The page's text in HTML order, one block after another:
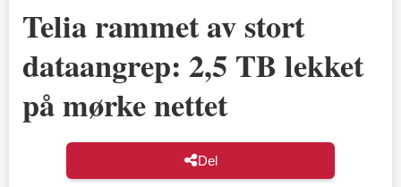
Telia rammet av stort
dataangrep: 2,5 TB lekket
på mørke nettet
Del